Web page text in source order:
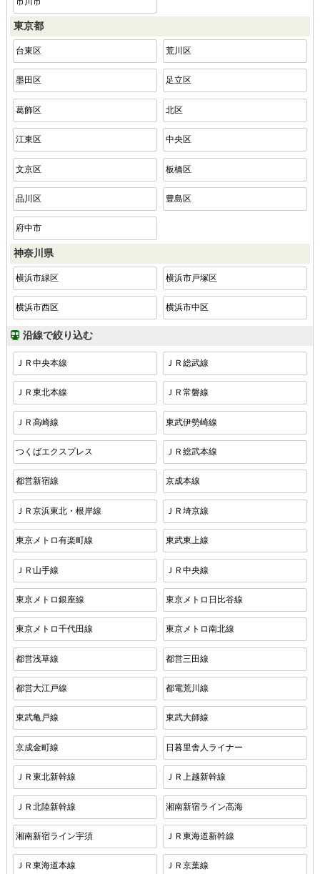
東京都
台東区 荒川区
墨田区 足立区
葛飾区 北区
江東区 中央区
文京区 板橋区
品川区 豊島区
府中市
神奈川県
横浜市緑区 横浜市戸塚区
横浜市西区 横浜市中区
沿線で絞り込む
ＪＲ中央本線 ＪＲ総武線
ＪＲ東北本線 ＪＲ常磐線
ＪＲ高崎線 東武伊勢崎線
つくばエクスプレス ＪＲ総武本線
都営新宿線 京成本線
ＪＲ京浜東北・根岸線 ＪＲ埼京線
東京メトロ有楽町線 東武東上線
ＪＲ山手線 ＪＲ中央線
東京メトロ銀座線 東京メトロ日比谷線
東京メトロ千代田線 東京メトロ南北線
都営浅草線 都営三田線
都営大江戸線 都電荒川線
東武亀戸線 東武大師線
京成金町線 日暮里舎人ライナー
ＪＲ東北新幹線 ＪＲ上越新幹線
ＪＲ北陸新幹線 湘南新宿ライン高海
湘南新宿ライン宇須 ＪＲ東海道新幹線
ＪＲ東海道本線 ＪＲ京葉線